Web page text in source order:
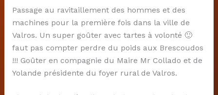
Passage au ravitaillement des hommes et des
machines pour la première fois dans la ville de
Valros. Un super goûter avec tartes à volonté 🙂
faut pas compter perdre du poids aux Brescoudos
!!! Goûter en compagnie du Maire Mr Collado et de
Yolande présidente du foyer rural de Valros.